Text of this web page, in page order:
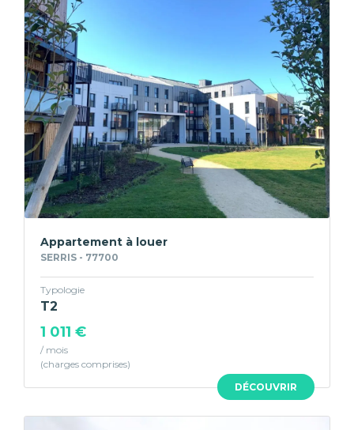
DÉCOUVRIR
Appartement à louer
SERRIS - 77700
Typologie
T2
1 011 €
/ mois